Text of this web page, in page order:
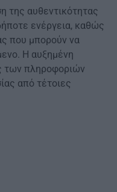
της αυθεντικότητας
ενέργεια, καθώς
που μπορούν να
Η αυξημένη
των πληροφοριών
από τέτοιες